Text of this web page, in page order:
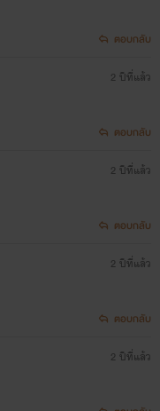
ตอบกลับ
2 ปีที่แล้ว
ตอบกลับ
2 ปีที่แล้ว
ตอบกลับ
2 ปีที่แล้ว
ตอบกลับ
2 ปีที่แล้ว